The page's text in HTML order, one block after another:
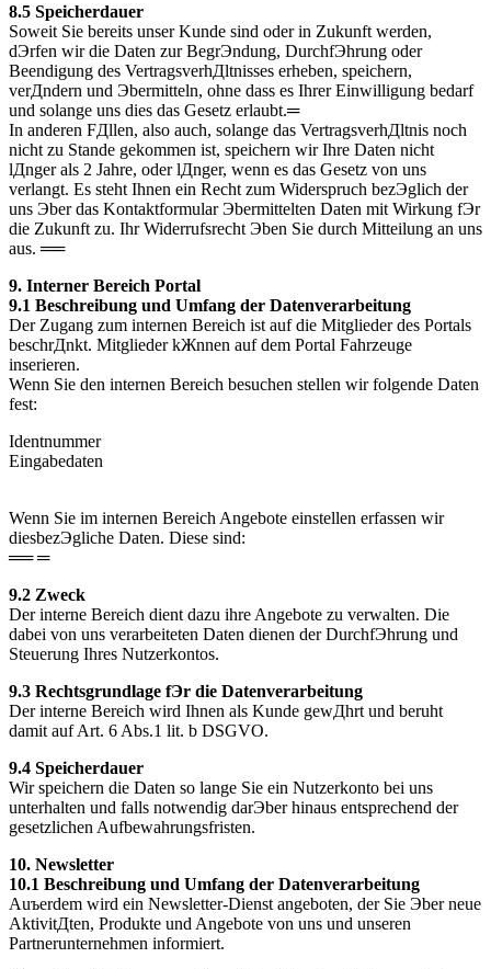
8.5 Speicherdauer
Soweit Sie bereits unser Kunde sind oder in Zukunft werden,
dЭrfen wir die Daten zur BegrЭndung, DurchfЭhrung oder
Beendigung des VertragsverhДltnisses erheben, speichern,
verДndern und Эbermitteln, ohne dass es Ihrer Einwilligung bedarf
und solange uns dies das Gesetz erlaubt.═
In anderen FДllen, also auch, solange das VertragsverhДltnis noch
nicht zu Stande gekommen ist, speichern wir Ihre Daten nicht
lДnger als 2 Jahre, oder lДnger, wenn es das Gesetz von uns
verlangt. Es steht Ihnen ein Recht zum Widerspruch bezЭglich der
uns Эber das Kontaktformular Эbermittelten Daten mit Wirkung fЭr
die Zukunft zu. Ihr Widerrufsrecht Эben Sie durch Mitteilung an uns
aus. ══
9. Interner Bereich Portal
9.1 Beschreibung und Umfang der Datenverarbeitung
Der Zugang zum internen Bereich ist auf die Mitglieder des Portals
beschrДnkt. Mitglieder kЖnnen auf dem Portal Fahrzeuge
inserieren.
Wenn Sie den internen Bereich besuchen stellen wir folgende Daten
fest:
Identnummer
Eingabedaten
Wenn Sie im internen Bereich Angebote einstellen erfassen wir
diesbezЭgliche Daten. Diese sind:
══ ═
9.2 Zweck
Der interne Bereich dient dazu ihre Angebote zu verwalten. Die
dabei von uns verarbeiteten Daten dienen der DurchfЭhrung und
Steuerung Ihres Nutzerkontos.
9.3 Rechtsgrundlage fЭr die Datenverarbeitung
Der interne Bereich wird Ihnen als Kunde gewДhrt und beruht
damit auf Art. 6 Abs.1 lit. b DSGVO.
9.4 Speicherdauer
Wir speichern die Daten so lange Sie ein Nutzerkonto bei uns
unterhalten und falls notwendig darЭber hinaus entsprechend der
gesetzlichen Aufbewahrungsfristen.
10. Newsletter
10.1 Beschreibung und Umfang der Datenverarbeitung
Auъerdem wird ein Newsletter-Dienst angeboten, der Sie Эber neue
AktivitДten, Produkte und Angebote von uns und unseren
Partnerunternehmen informiert.